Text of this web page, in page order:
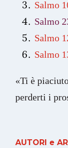
Salmo
Salmo
Salmo
Salmo
«Ti è
perderti i
AUTORI e